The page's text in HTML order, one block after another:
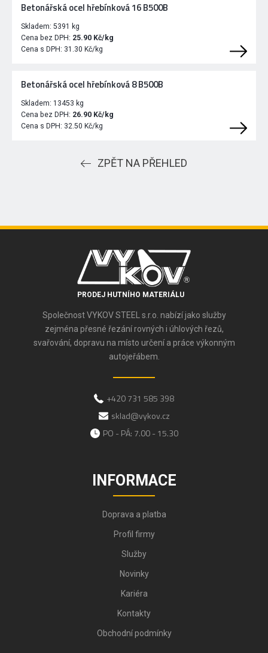
Betonářská ocel hřebínková 16 B500B
Skladem: 5391 kg
Cena bez DPH: 25.90 Kč/kg
Cena s DPH: 31.30 Kč/kg
Betonářská ocel hřebínková 8 B500B
Skladem: 13453 kg
Cena bez DPH: 26.90 Kč/kg
Cena s DPH: 32.50 Kč/kg
ZPĚT NA PŘEHLED
PRODEJ HUTNÍHO MATERIÁLU
Společnost VYKOV STEEL s.r.o. nabízí jako služby
zejména přesné řezání rovných i úhlových řezů,
svařování, dopravu na místo určení a práce výkonným
autojeřábem.
+420 731 585 398
sklad@vykov.cz
PO - PÁ: 7.00 - 15.30
INFORMACE
Doprava a platba
Profil firmy
Služby
Novinky
Kariéra
Kontakty
Obchodní podmínky